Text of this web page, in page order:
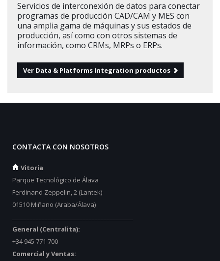
Servicios de interconexión de datos para conectar
programas de producción CAD/CAM y MES con
una amplia gama de máquinas y sus estados de
producción, así como con otros sistemas de
información, como CRMs, MRPs o ERPs.
Ver Data & Platforms Integration productos
CONTACTA CON NOSOTROS
Vitoria
Parque Tecnológico de Álava
Ferdinand Zeppelin, 2 (Lantek)
01510 Miñano (Araba/Álava)
General (Centralita):
+34 945 771 700
Comercial y Ventas: